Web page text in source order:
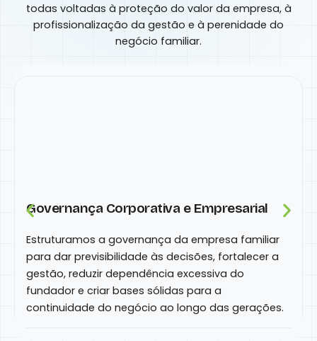
todas voltadas à proteção do valor da empresa, à
profissionalização da gestão e à perenidade do
negócio familiar.
Governança Corporativa e Empresarial
Estruturamos a governança da empresa familiar
para dar previsibilidade às decisões, fortalecer a
gestão, reduzir dependência excessiva do
fundador e criar bases sólidas para a
continuidade do negócio ao longo das gerações.